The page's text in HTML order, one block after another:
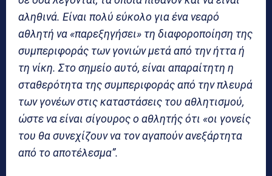
αληθινά. Είναι πολύ εύκολο για ένα νεαρό
αθλητή να «παρεξηγήσει» τη διαφοροποίηση της
συμπεριφοράς των γονιών μετά από την ήττα ή
τη νίκη. Στο σημείο αυτό, είναι απαραίτητη η
σταθερότητα της συμπεριφοράς από την πλευρά
των γονέων στις καταστάσεις του αθλητισμού,
ώστε να είναι σίγουρος ο αθλητής ότι «οι γονείς
του θα συνεχίζουν να τον αγαπούν ανεξάρτητα
από το αποτέλεσμα”.